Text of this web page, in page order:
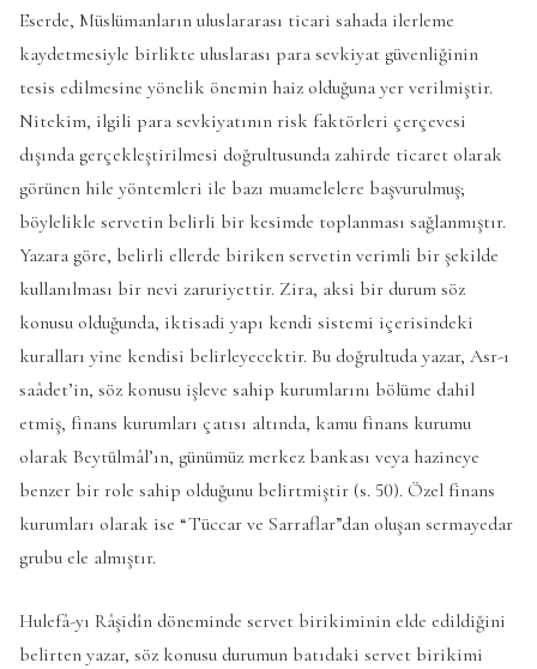
Eserde, Müslümanların uluslararası ticari sahada ilerleme
kaydetmesiyle birlikte uluslarası para sevkiyat güvenliğinin
tesis edilmesine yönelik önemin haiz olduğuna yer verilmiştir.
Nitekim, ilgili para sevkiyatının risk faktörleri çerçevesi
dışında gerçekleştirilmesi doğrultusunda zahirde ticaret olarak
görünen hile yöntemleri ile bazı muamelelere başvurulmuş;
böylelikle servetin belirli bir kesimde toplanması sağlanmıştır.
Yazara göre, belirli ellerde biriken servetin verimli bir şekilde
kullanılması bir nevi zaruriyettir. Zira, aksi bir durum söz
konusu olduğunda, iktisadi yapı kendi sistemi içerisindeki
kuralları yine kendisi belirleyecektir. Bu doğrultuda yazar, Asr-ı
saâdet’in, söz konusu işleve sahip kurumlarını bölüme dahil
etmiş, finans kurumları çatısı altında, kamu finans kurumu
olarak Beytülmâl’ın, günümüz merkez bankası veya hazineye
benzer bir role sahip olduğunu belirtmiştir (s. 50). Özel finans
kurumları olarak ise “Tüccar ve Sarraflar”dan oluşan sermayedar
grubu ele almıştır.
Hulefâ-yı Râşidîn döneminde servet birikiminin elde edildiğini
belirten yazar, söz konusu durumun batıdaki servet birikimi